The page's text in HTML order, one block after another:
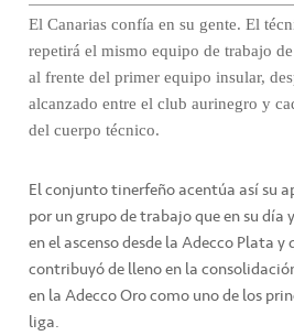
El Canarias confía en su gente. El
repetirá el mismo equipo de trabajo
al frente del primer equipo insular,
alcanzado entre el club aurinegro y
del cuerpo técnico.
El conjunto tinerfeño acentúa así su
por un grupo de trabajo que en su
en el ascenso desde la Adecco Plata
contribuyó de lleno en la
en la Adecco Oro como uno de los
liga.